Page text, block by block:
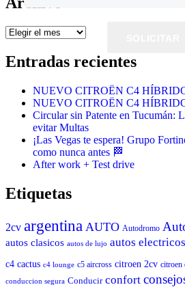
Archivo
Entradas recientes
NUEVO CITROËN C4
NUEVO CITROËN C4
Circular sin Patente en Tucumán:
evitar Multas
¡Las Vegas te espera! Grupo
como nunca antes 🏁
After work + Test drive
Etiquetas
2cv argentina AUTO Autodromo
autos clasicos autos de lujo autos electricos
c4 cactus c4 lounge c5 aircross citroen 2cv citroen
conduccion segura Conducir confort